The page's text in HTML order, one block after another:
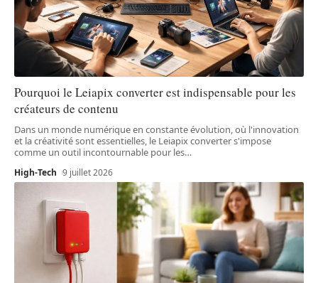
Pourquoi le Leiapix converter est indispensable pour les
créateurs de contenu
Dans un monde numérique en constante évolution, où l'innovation
et la créativité sont essentielles, le Leiapix converter s'impose
comme un outil incontournable pour les…
High-Tech 9 juillet 2026